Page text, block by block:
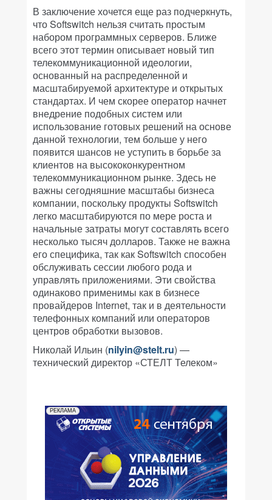
В заключение хочется еще раз подчеркнуть,
что Softswitch нельзя считать простым
набором программных серверов. Ближе
всего этот термин описывает новый тип
телекоммуникационной идеологии,
основанный на распределенной и
масштабируемой архитектуре и открытых
стандартах. И чем скорее оператор начнет
внедрение подобных систем или
использование готовых решений на основе
данной технологии, тем больше у него
появится шансов не уступить в борьбе за
клиентов на высококонкурентном
телекоммуникационном рынке. Здесь не
важны сегодняшние масштабы бизнеса
компании, поскольку продукты Softswitch
легко масштабируются по мере роста и
начальные затраты могут составлять всего
несколько тысяч долларов. Также не важна
его специфика, так как Softswitch способен
обслуживать сессии любого рода и
управлять приложениями. Эти свойства
одинаково применимы как в бизнесе
провайдеров Internet, так и в деятельности
телефонных компаний или операторов
центров обработки вызовов.
Николай Ильин (nilyin@stelt.ru) —
технический директор «СТЕЛТ Телеком»
РЕКЛАМА